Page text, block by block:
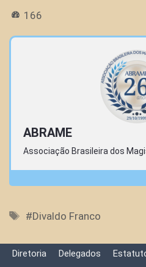
166
ABRAME
Associação Brasileira dos
Tags
#Divaldo Franco
Diretoria Delegados